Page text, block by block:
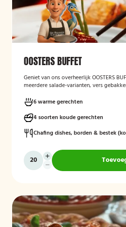
OOSTERS BUFFET
Geniet van ons overheerlijk OOSTERS
meerdere salade-varianten, vers
6 warme gerechten
4 soorten koude gerechten
Chafing dishes, borden & bestek